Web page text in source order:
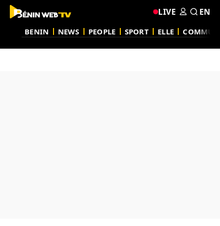
BENIN NEWS PEOPLE SPORT ELLE
LIVE EN